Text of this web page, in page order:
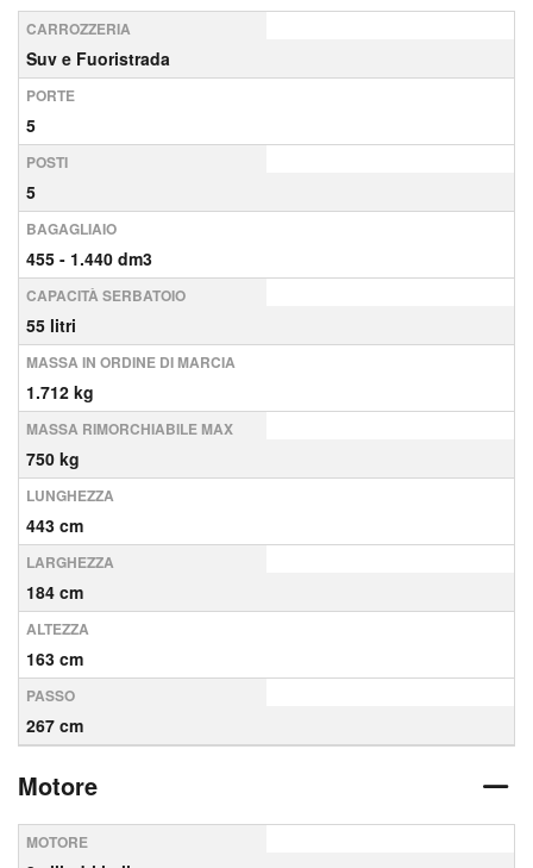
CARROZZERIA
Suv e Fuoristrada
PORTE
5
POSTI
5
BAGAGLIAIO
455 - 1.440 dm3
CAPACITÀ SERBATOIO
55 litri
MASSA IN ORDINE DI MARCIA
1.712 kg
MASSA RIMORCHIABILE MAX
750 kg
LUNGHEZZA
443 cm
LARGHEZZA
184 cm
ALTEZZA
163 cm
PASSO
267 cm
Motore
MOTORE